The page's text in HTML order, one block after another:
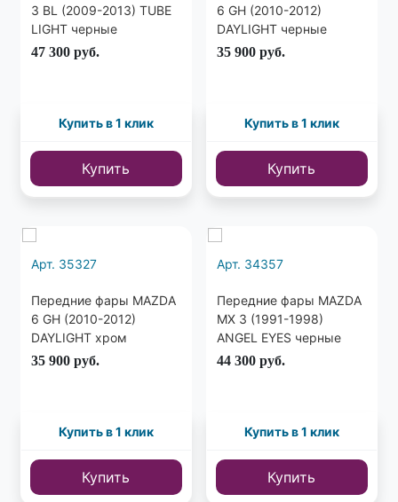
3 BL (2009-2013) TUBE
LIGHT черные
47 300 руб.
Купить в 1 клик
Купить
6 GH (2010-2012)
DAYLIGHT черные
35 900 руб.
Купить в 1 клик
Купить
Арт. 35327
Передние фары MAZDA
6 GH (2010-2012)
DAYLIGHT хром
35 900 руб.
Купить в 1 клик
Купить
Арт. 34357
Передние фары MAZDA
MX 3 (1991-1998)
ANGEL EYES черные
44 300 руб.
Купить в 1 клик
Купить